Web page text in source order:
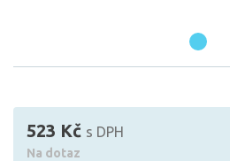
523 Kč s DPH
Na dotaz